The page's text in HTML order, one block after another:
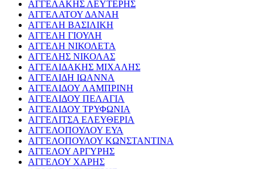
ΑΓΓΕΛΑΚΗΣ ΛΕΥΤΕΡΗΣ
ΑΓΓΕΛΑΤΟΥ ΔΑΝΑΗ
ΑΓΓΕΛΗ ΒΑΣΙΛΙΚΗ
ΑΓΓΕΛΗ ΓΙΟΥΛΗ
ΑΓΓΕΛΗ ΝΙΚΟΛΕΤΑ
ΑΓΓΕΛΗΣ ΝΙΚΟΛΑΣ
ΑΓΓΕΛΙΔΑΚΗΣ ΜΙΧΑΛΗΣ
ΑΓΓΕΛΙΔΗ ΙΩΑΝΝΑ
ΑΓΓΕΛΙΔΟΥ ΛΑΜΠΡΙΝΗ
ΑΓΓΕΛΙΔΟΥ ΠΕΛΑΓΙΑ
ΑΓΓΕΛΙΔΟΥ ΤΡΥΦΩΝΙΑ
ΑΓΓΕΛΙΤΣΑ ΕΛΕΥΘΕΡΙΑ
ΑΓΓΕΛΟΠΟΥΛΟΥ ΕΥΑ
ΑΓΓΕΛΟΠΟΥΛΟΥ ΚΩΝΣΤΑΝΤΙΝΑ
ΑΓΓΕΛΟΥ ΑΡΓΥΡΗΣ
ΑΓΓΕΛΟΥ ΧΑΡΗΣ